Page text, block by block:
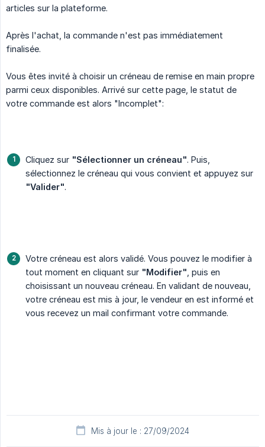
articles sur la plateforme.
Après l'achat, la commande n'est pas immédiatement
finalisée.
Vous êtes invité à choisir un créneau de remise en main propre
parmi ceux disponibles. Arrivé sur cette page, le statut de
votre commande est alors "Incomplet":
Cliquez sur "Sélectionner un créneau". Puis,
sélectionnez le créneau qui vous convient et appuyez sur
"Valider".
Votre créneau est alors validé. Vous pouvez le modifier à
tout moment en cliquant sur "Modifier" , puis en
choisissant un nouveau créneau. En validant de nouveau,
votre créneau est mis à jour, le vendeur en est informé et
vous recevez un mail confirmant votre commande.
Mis à jour le : 27/09/2024